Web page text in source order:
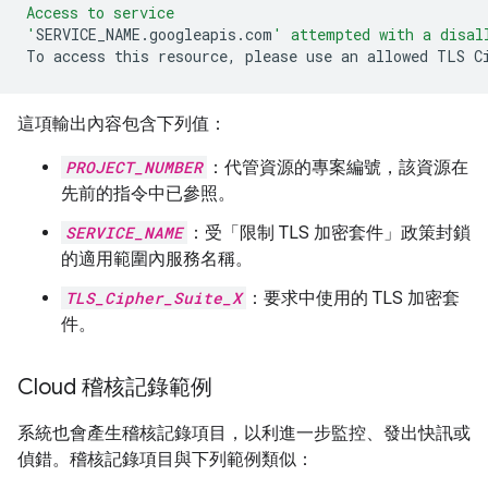
Access to service
' SERVICE_NAME.googleapis.com ' attempted with a
To access this resource, please use an allowed TLS
這項輸出內容包含下列值：
PROJECT_NUMBER ：代管資源的專案編號，該資源在
先前的指令中已參照。
SERVICE_NAME ：受「限制 TLS 加密套件」政策封鎖
的適用範圍內服務名稱。
TLS_Cipher_Suite_X ：要求中使用的 TLS 加密套
件。
Cloud 稽核記錄範例
系統也會產生稽核記錄項目，以利進一步監控、發出快訊或
偵錯。稽核記錄項目與下列範例類似：